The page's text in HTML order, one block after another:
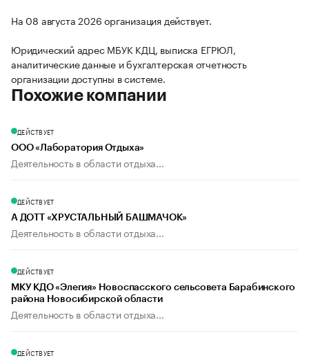
На 08 августа 2026 организация действует.
Юридический адрес МБУК КДЦ, выписка ЕГРЮЛ,
аналитические данные и бухгалтерская отчетность
организации доступны в системе.
Похожие компании
ДЕЙСТВУЕТ
ООО «Лаборатория Отдыха»
Деятельность в области отдыха...
ДЕЙСТВУЕТ
А ДОТТ «ХРУСТАЛЬНЫЙ БАШМАЧОК»
Деятельность в области отдыха...
ДЕЙСТВУЕТ
МКУ КДО «Элегия» Новоспасского сельсовета Барабинского
района Новосибирской области
Деятельность в области отдыха...
ДЕЙСТВУЕТ